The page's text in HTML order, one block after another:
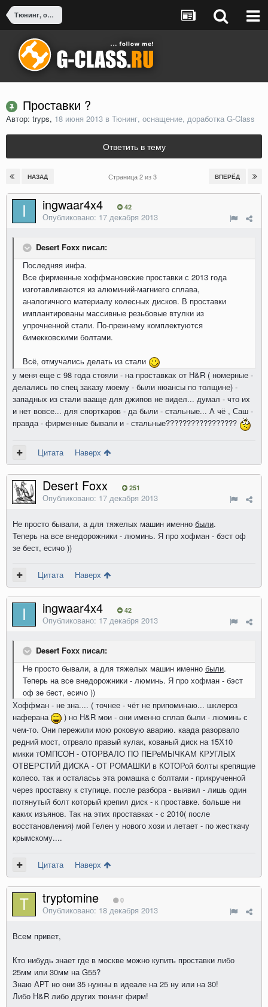
Тюнинг, оснащение, доработка G-Class
Проставки ?
Автор: tryps, 18 июня 2013 в Тюнинг, оснащение, доработка G-Class
Ответить в тему
НАЗАД ВПЕРЁД
Страница 2 из 3
ingwaar4x4 42
Опубликовано: 17 декабря 2013
Desert Foxx писал:
Последняя инфа.
Все фирменные хоффмановские проставки с 2013 года
изготавливаются из алюминий-магниего сплава,
аналогичного материалу колесных дисков. В проставки
имплантированы массивные резьбовые втулки из
упрочненной стали. По-прежнему комплектуются
бимекковскими болтами.
Всё, отмучались делать из стали
у меня еще с 98 года стояли - на проставках от H&R ( номерные -
делались по спец заказу моему - были нюансы по толщине) -
западных из стали вааще для джипов не видел... думал - что их
и нет вовсе... для спорткаров - да были - стальные... А чё , Саш -
правда - фирменные бывали и - стальные?????????????????
Цитата Наверх
Desert Foxx 251
Опубликовано: 17 декабря 2013
Не просто бывали, а для тяжелых машин именно были.
Теперь на все внедорожники - люминь. Я про хофман - бэст оф
зе бест, есичо ))
Цитата Наверх
ingwaar4x4 42
Опубликовано: 17 декабря 2013
Desert Foxx писал:
Не просто бывали, а для тяжелых машин именно были.
Теперь на все внедорожники - люминь. Я про хофман - бэст
оф зе бест, есичо ))
Хоффман - не зна.... ( точнее - чёт не припоминаю... шклероз
наферана
) но H&R мои - они именно сплав были - люминь с
чем-то. Они пережили мою роковую аварию. каада разорвало
редний мост, отрвало правый кулак, кованый диск на 15Х10
микки тОМПСОН - ОТОРВАЛО ПО ПЕРеМЫЧКАМ КРУГЛЫХ
ОТВЕРСТИЙ ДИСКА - ОТ РОМАШКИ в КОТОРой болты крепящие
колесо. так и осталасьь эта ромашка с болтами - прикрученной
через проставку к ступице. после разбора - выявил - лишь один
потянутый болт который крепил диск - к проставке. больше ни
каких изъянов. Так на этих проставках - с 2010( после
восстановления) мой Гелен у нового хози и летает - по жесткачу
крымскому....
Цитата Наверх
tryptomine 0
Опубликовано: 18 декабря 2013
Всем привет,
Кто нибудь знает где в москве можно купить проставки либо
25мм или 30мм на G55?
Знаю АРТ но они 35 нужны в идеале на 25 ну или на 30!
Либо Н&R либо других тюнинг фирм!